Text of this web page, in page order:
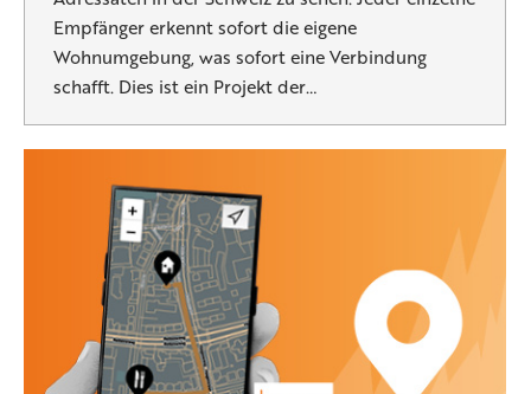
Empfänger erkennt sofort die eigene
Wohnumgebung, was sofort eine Verbindung
schafft. Dies ist ein Projekt der…